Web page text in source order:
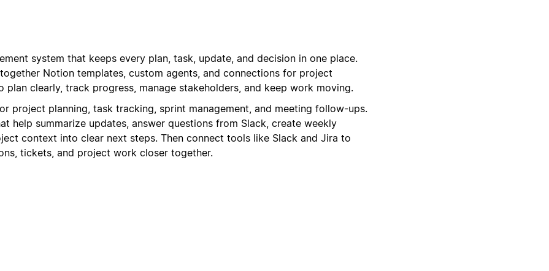
system that keeps every plan, task, update, and decision in one place.
Notion templates, custom agents, and connections for project
plan clearly, track progress, manage stakeholders, and keep work moving.
project planning, task tracking, sprint management, and meeting follow-ups.
help summarize updates, answer questions from Slack, create weekly
context into clear next steps. Then connect tools like Slack and Jira to
tickets, and project work closer together.